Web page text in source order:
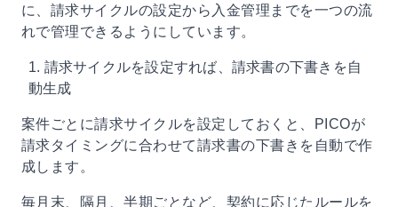
に、請求サイクルの設定から入金管理までを一つの流
れで管理できるようにしています。
1. 請求サイクルを設定すれば、請求書の下書きを自
動生成
案件ごとに請求サイクルを設定しておくと、PICOが
請求タイミングに合わせて請求書の下書きを自動で作
成します。
毎月末、隔月、半期ごとなど、契約に応じたルールを